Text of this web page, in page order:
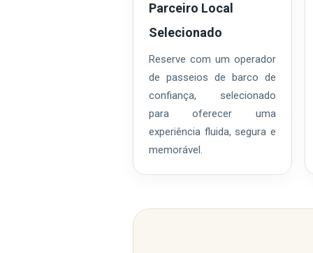
Parceiro Local
Selecionado
Reserve com um operador
de passeios de barco de
confiança, selecionado
para oferecer uma
experiência fluida, segura e
memorável.